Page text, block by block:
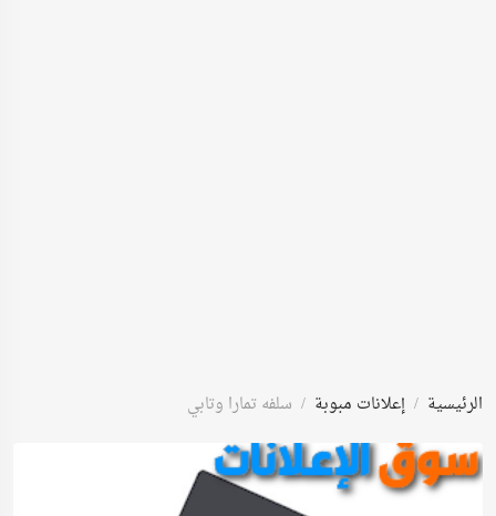
الرئيسية إعلانات مبوبة سلفه تمارا وتابي